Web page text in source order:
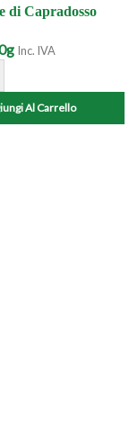
di Capradosso
Inc. IVA
Al Carrello